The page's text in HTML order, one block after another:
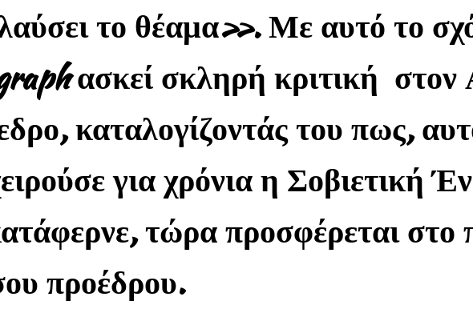
το θέαμα». Με αυτό το
ασκεί σκληρή κριτική στον
καταλογίζοντάς του πως,
για χρόνια η Σοβιετική
τώρα προσφέρεται στο
προέδρου.